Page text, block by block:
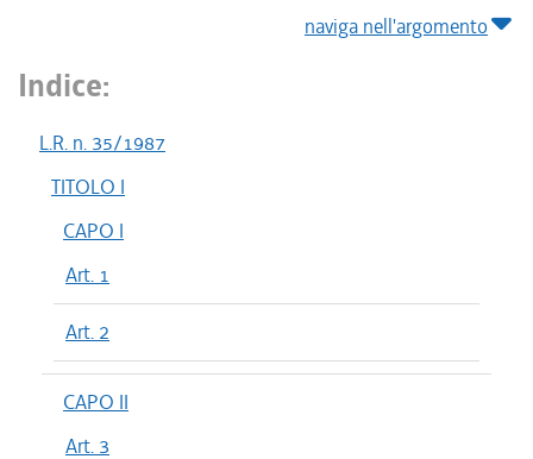
naviga nell'argomento
Indice:
L.R. n. 35/1987
TITOLO I
CAPO I
Art. 1
Art. 2
CAPO II
Art. 3